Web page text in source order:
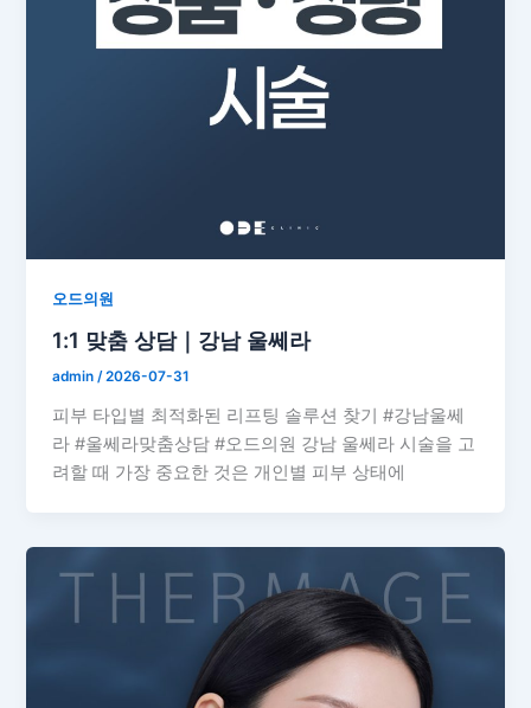
오드의원
1:1 맞춤 상담｜강남 울쎄라
admin/2026-07-31
피부 타입별 최적화된 리프팅 솔루션 찾기 #강남울쎄
라 #울쎄라맞춤상담 #오드의원 강남 울쎄라 시술을 고
려할 때 가장 중요한 것은 개인별 피부 상태에